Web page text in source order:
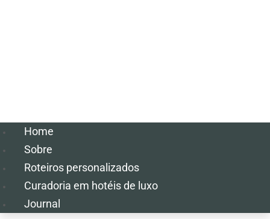
Home
Sobre
Roteiros personalizados
Curadoria em hotéis de luxo
Journal